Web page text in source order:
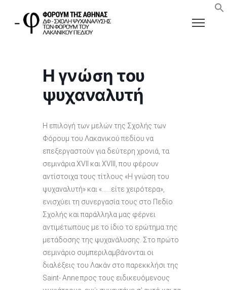
Η γνώση του
ψυχαναλυτή
Η επιλογή των μελών της Σχολής των
Φόρουμ του Λακανικού πεδίου να
επεξεργαστούν για δεύτερη χρονιά, τα
σεμινάρια ΧVΙΙ και ΧVΙΙΙ, που φέρουν
αντίστοιχα τους τίτλους «Η γνώση του
ψυχαναλυτή» και «……είτε χειρότερα»,
ενισχύει τη συνεργασία τους στο Πεδίο
Σχολής και παράλληλα μας φέρνει
αντιμέτωπους με το ίδιο το ερώτημα της
μετάδοσης της ψυχανάλυσης. Στο πρώτο
σεμινάριο συμπεριλαμβάνονται οι
διαλέξεις του Λακάν στο παρεκκλήσι της
Saint- Anne προς τους ειδικευόμενους